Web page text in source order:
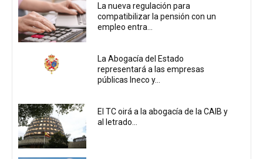
La nueva regulación para
compatibilizar la pensión con un
empleo entra...
La Abogacía del Estado
representará a las empresas
públicas Ineco y...
El TC oirá a la abogacía de la CAIB y
al letrado...